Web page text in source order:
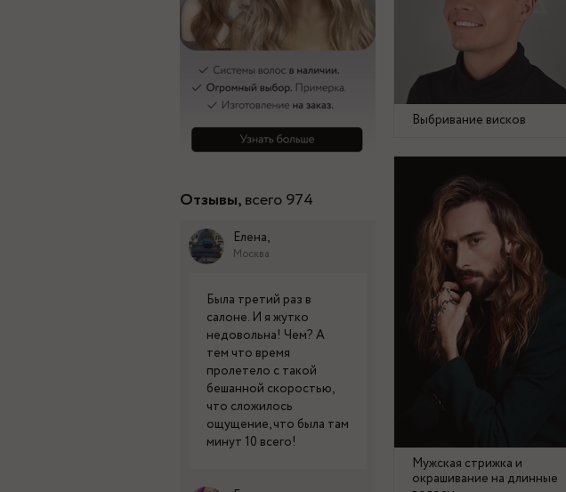
Отзывы,всего 974
Елена,
Москва
Была третий раз в
салоне. И я жутко
недовольна! Чем? А
тем что время
пролетело с такой
бешанной скоростью,
что сложилось
ощущение, что была там
минут 10 всего!
Выбривание висков
Мужская стрижка и
окрашивание на длинные